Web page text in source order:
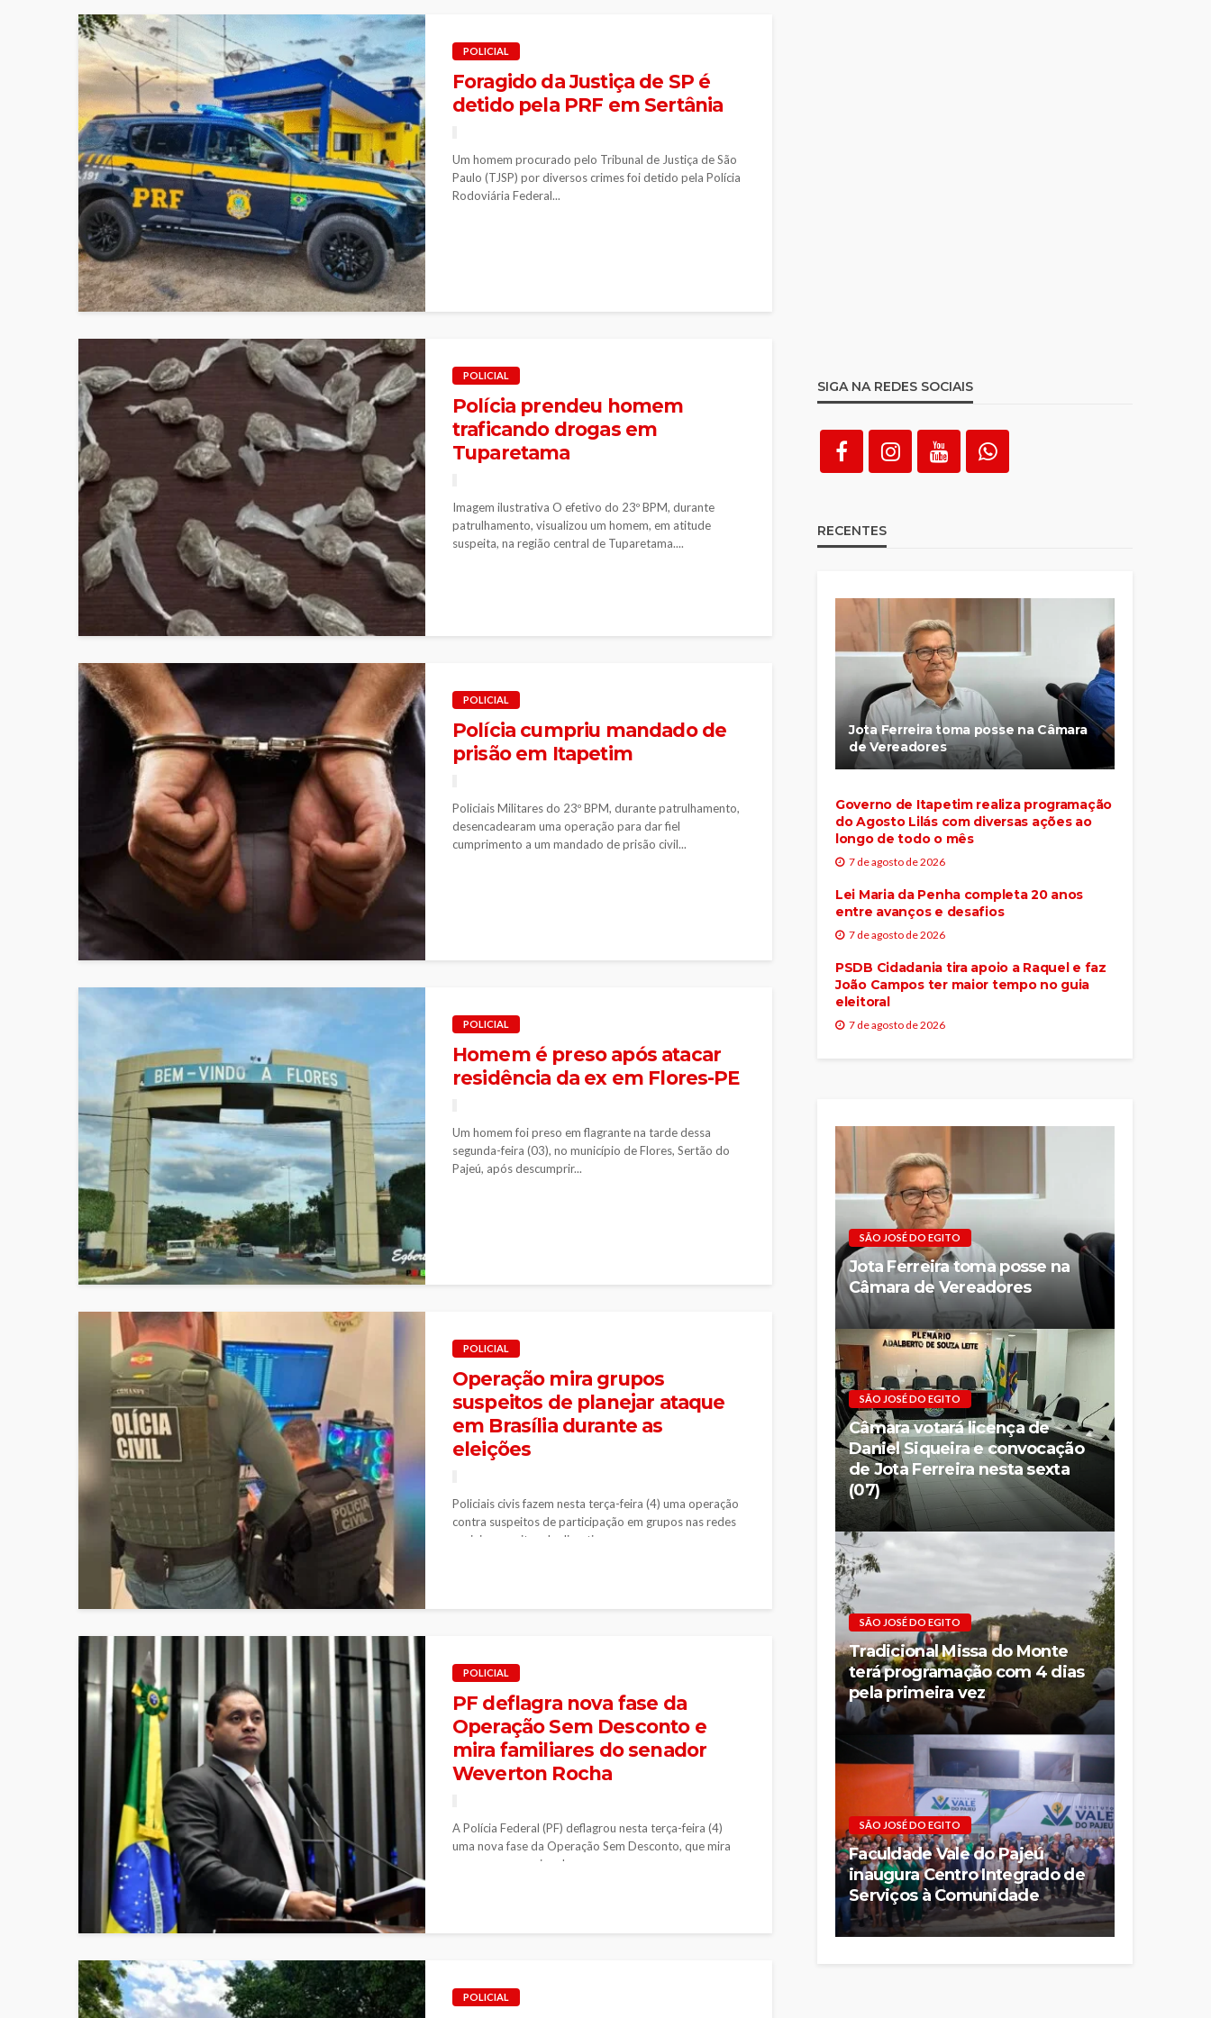
POLICIAL
Foragido da Justiça de SP é
detido pela PRF em Sertânia
Um homem procurado pelo Tribunal de Justiça de São
Paulo (TJSP) por diversos crimes foi detido pela Polícia
Rodoviária Federal...
POLICIAL
Polícia prendeu homem
traficando drogas em
Tuparetama
Imagem ilustrativa O efetivo do 23º BPM, durante
patrulhamento, visualizou um homem, em atitude
suspeita, na região central de Tuparetama....
POLICIAL
Polícia cumpriu mandado de
prisão em Itapetim
Policiais Militares do 23º BPM, durante patrulhamento,
desencadearam uma operação para dar fiel
cumprimento a um mandado de prisão civil...
POLICIAL
Homem é preso após atacar
residência da ex em Flores-PE
Um homem foi preso em flagrante na tarde dessa
segunda-feira (03), no município de Flores, Sertão do
Pajeú, após descumprir...
POLICIAL
Operação mira grupos
suspeitos de planejar ataque
em Brasília durante as
eleições
Policiais civis fazem nesta terça-feira (4) uma operação
contra suspeitos de participação em grupos nas redes
sociais suspeitos de discutir...
POLICIAL
PF deflagra nova fase da
Operação Sem Desconto e
mira familiares do senador
Weverton Rocha
A Polícia Federal (PF) deflagrou nesta terça-feira (4)
uma nova fase da Operação Sem Desconto, que mira
um esquema nacional...
POLICIAL
SIGA NA REDES SOCIAIS
RECENTES
Jota Ferreira toma posse na Câmara
de Vereadores
Governo de Itapetim realiza programação
do Agosto Lilás com diversas ações ao
longo de todo o mês
7 de agosto de 2026
Lei Maria da Penha completa 20 anos
entre avanços e desafios
7 de agosto de 2026
PSDB Cidadania tira apoio a Raquel e faz
João Campos ter maior tempo no guia
eleitoral
7 de agosto de 2026
SÃO JOSÉ DO EGITO
Jota Ferreira toma posse na
Câmara de Vereadores
SÃO JOSÉ DO EGITO
Câmara votará licença de
Daniel Siqueira e convocação
de Jota Ferreira nesta sexta
(07)
SÃO JOSÉ DO EGITO
Tradicional Missa do Monte
terá programação com 4 dias
pela primeira vez
SÃO JOSÉ DO EGITO
Faculdade Vale do Pajeú
inaugura Centro Integrado de
Serviços à Comunidade